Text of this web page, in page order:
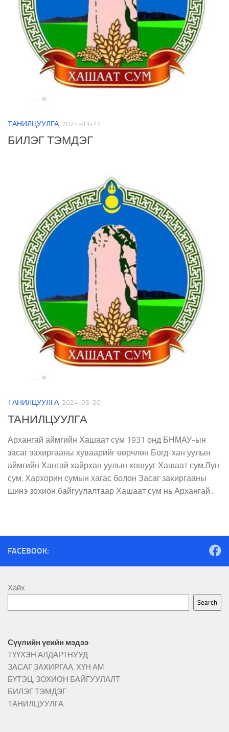
ТАНИЛЦУУЛГА 2024-03-21
БИЛЭГ ТЭМДЭГ
ТАНИЛЦУУЛГА 2024-03-20
ТАНИЛЦУУЛГА
Архангай аймгийн Хашаат сум 1931 онд БНМАУ-ын
засаг захиргааны хуваарийг өөрчлөн Богд-хан уулын
аймгийн Хангай хайрхан уулын хошууг Хашаат сум,Лүн
сум, Хархорин сумын хагас болон Засаг захиргааны
шинэ зохион байгуулалтаар Хашаат сум нь Архангай...
FACEBOOK:
Хайх
Search
Сүүлийн үеийн мэдээ
ТҮҮХЭН АЛДАРТНУУД
ЗАСАГ ЗАХИРГАА, ХҮН АМ
БҮТЭЦ, ЗОХИОН БАЙГУУЛАЛТ
БИЛЭГ ТЭМДЭГ
ТАНИЛЦУУЛГА